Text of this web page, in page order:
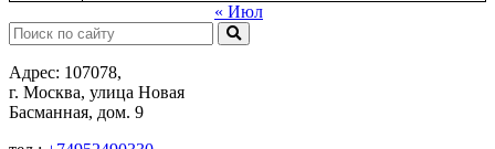
« Июл
Поиск:
Адрес: 107078,
г. Москва, улица Новая
Басманная, дом. 9